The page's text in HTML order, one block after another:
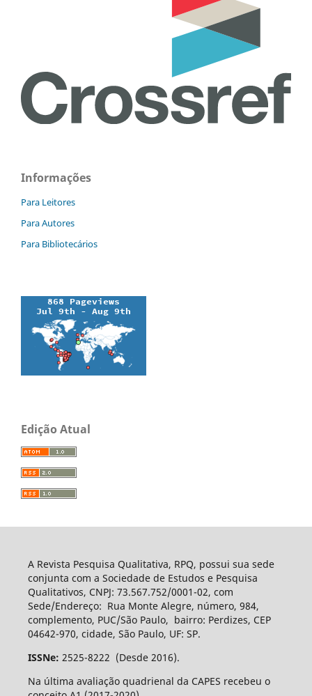
Informações
Para Leitores
Para Autores
Para Bibliotecários
Edição Atual
A Revista Pesquisa Qualitativa, RPQ, possui sua sede
conjunta com a Sociedade de Estudos e Pesquisa
Qualitativos, CNPJ: 73.567.752/0001-02, com
Sede/Endereço: Rua Monte Alegre, número, 984,
complemento, PUC/São Paulo, bairro: Perdizes, CEP
04642-970, cidade, São Paulo, UF: SP.
ISSNe: 2525-8222 (Desde 2016).
Na última avaliação quadrienal da CAPES recebeu o